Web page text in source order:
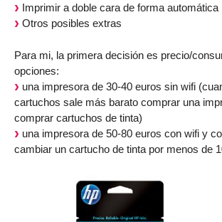
Imprimir a doble cara de forma automática
Otros posibles extras
Para mi, la primera decisión es precio/
opciones:
una impresora de 30-40 euros sin wifi
cartuchos sale más barato comprar una
comprar cartuchos de tinta)
una impresora de 50-80 euros con wifi y
cambiar un cartucho de tinta por menos de